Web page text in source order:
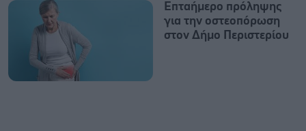
Επταήμερο πρόληψης
για την οστεοπόρωση
στον Δήμο Περιστερίου